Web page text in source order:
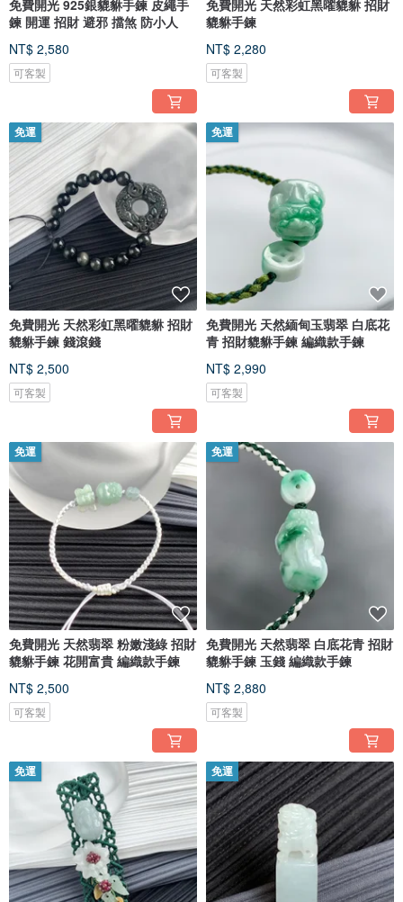
免費開光 925銀貔貅手鍊 皮繩手
鍊 開運 招財 避邪 擋煞 防小人
NT$ 2,580
可客製
免費開光 天然彩虹黑曜貔貅 招財
貔貅手鍊
NT$ 2,280
可客製
免運
免費開光 天然彩虹黑曜貔貅 招財
貔貅手鍊 錢滾錢
NT$ 2,500
可客製
免運
免費開光 天然緬甸玉翡翠 白底花
青 招財貔貅手鍊 編織款手鍊
NT$ 2,990
可客製
免運
免費開光 天然翡翠 粉嫩淺綠 招財
貔貅手鍊 花開富貴 編織款手鍊
NT$ 2,500
可客製
免運
免費開光 天然翡翠 白底花青 招財
貔貅手鍊 玉錢 編織款手鍊
NT$ 2,880
可客製
免運 免運